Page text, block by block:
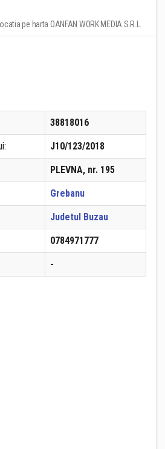
pe harta OANFAN WORK MEDIA S.R.L.
38818016
J10/123/2018
PLEVNA, nr. 195
Grebanu
Judetul Buzau
0784971777
-